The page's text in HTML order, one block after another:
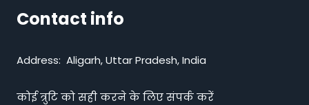
Contact info
Address: Aligarh, Uttar Pradesh, India
कोई त्रुटि को सही करने के लिए संपर्क करें